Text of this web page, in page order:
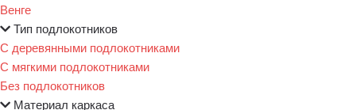
Венге
Тип подлокотников
С деревянными подлокотниками
С мягкими подлокотниками
Без подлокотников
Материал каркаса